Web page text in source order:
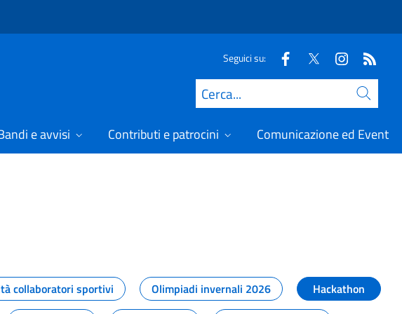
Seguici su:
Cerca
e avvisi Contributi e patrocini Comunicazione ed Eventi
lo sport
collaboratori sportivi Olimpiadi invernali 2026
Hackathon